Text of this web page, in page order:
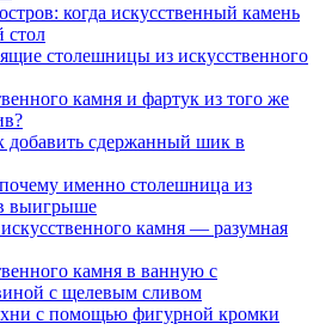
когда искусственный камень
стол
столешницы из искусственного
камня и фартук из того же
сдержанный шик в
именно столешница из
выигрыше
камня — разумная
камня в ванную с
с щелевым сливом
с помощью фигурной кромки